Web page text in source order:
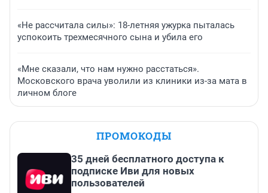
«Не рассчитала силы»: 18-летняя ужурка пыталась
успокоить трехмесячного сына и убила его
«Мне сказали, что нам нужно расстаться».
Московского врача уволили из клиники из-за мата в
личном блоге
ПРОМОКОДЫ
35 дней бесплатного доступа к
подписке Иви для новых
пользователей